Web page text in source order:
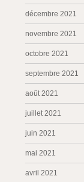
décembre 2021
novembre 2021
octobre 2021
septembre 2021
août 2021
juillet 2021
juin 2021
mai 2021
avril 2021